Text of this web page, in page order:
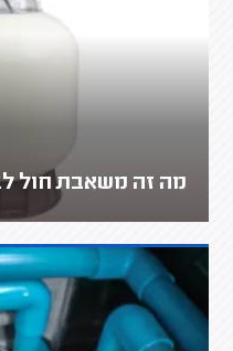
מה זה משאבת חול